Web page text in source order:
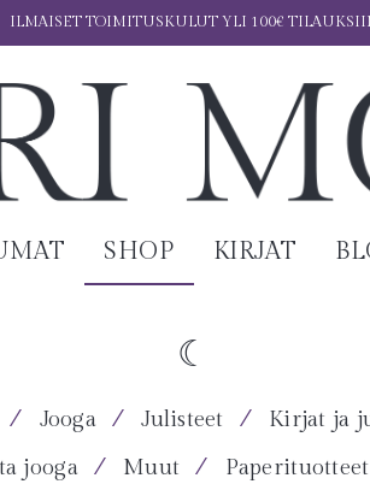
ILMAISET TOIMITUSKULUT YLI 100€
SHOP KIRJAT
⁄ Jooga ⁄ Julisteet ⁄ Kirjat ja
jooga ⁄ Muut ⁄ Paperituotteet